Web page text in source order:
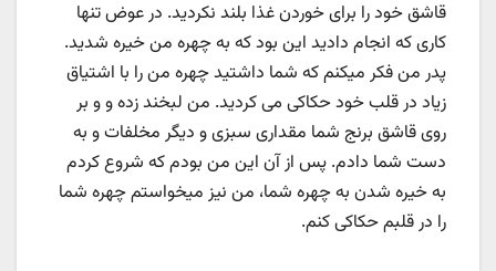
قاشق خود را برای خوردن غذا بلند نکردید. در عوض تنها
کاری که انجام دادید این بود که به چهره من خیره شدید.
پدر من فکر میکنم که شما داشتید چهره من را با اشتیاق
زیاد در قلب خود حکاکی می کردید. من لبخند زده و و بر
روی قاشق برنج شما مقداری سبزی و دیگر مخلفات و به
دست شما دادم. پس از آن این من بودم که شروع کردم
به خیره شدن به چهره شما، من نیز میخواستم چهره شما
را در قلبم حکاکی کنم.